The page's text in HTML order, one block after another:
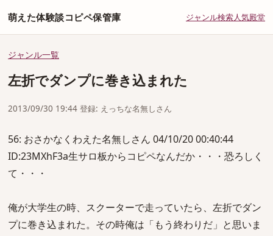
萌えた体験談コピペ保管庫 ジャンル検索人気殿堂
ジャンル一覧
左折でダンプに巻き込まれた
2013/09/30 19:44 登録: えっちな名無しさん
56: おさかなくわえた名無しさん 04/10/20 00:40:44
ID:23MXhF3a生サロ板からコピペなんだか・・・恐ろしく
て・・・
俺が大学生の時、スクーターで走っていたら、左折でダン
プに巻き込まれた。その時俺は「もう終わりだ」と思いま